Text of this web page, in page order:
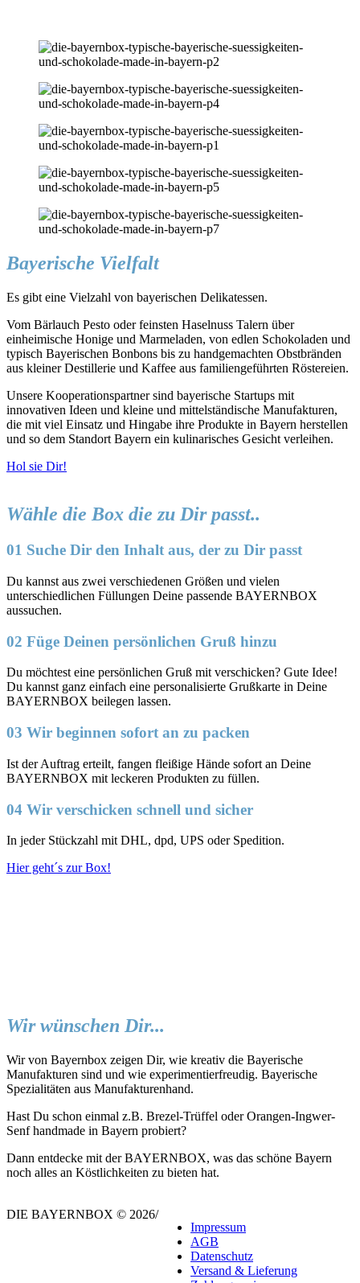
Bayerische Vielfalt
Es gibt eine Vielzahl von bayerischen Delikatessen.
Vom Bärlauch Pesto oder feinsten Haselnuss Talern über
einheimische Honige und Marmeladen, von edlen Schokoladen und
typisch Bayerischen Bonbons bis zu handgemachten Obstbränden
aus kleiner Destillerie und Kaffee aus familiengeführten Röstereien.
Unsere Kooperationspartner sind bayerische Startups mit
innovativen Ideen und kleine und mittelständische Manufakturen,
die mit viel Einsatz und Hingabe ihre Produkte in Bayern herstellen
und so dem Standort Bayern ein kulinarisches Gesicht verleihen.
Hol sie Dir!
Wähle die Box die zu Dir passt..
01 Suche Dir den Inhalt aus, der zu Dir passt
Du kannst aus zwei verschiedenen Größen und vielen
unterschiedlichen Füllungen Deine passende BAYERNBOX
aussuchen.
02 Füge Deinen persönlichen Gruß hinzu
Du möchtest eine persönlichen Gruß mit verschicken? Gute Idee!
Du kannst ganz einfach eine personalisierte Grußkarte in Deine
BAYERNBOX beilegen lassen.
03 Wir beginnen sofort an zu packen
Ist der Auftrag erteilt, fangen fleißige Hände sofort an Deine
BAYERNBOX mit leckeren Produkten zu füllen.
04 Wir verschicken schnell und sicher
In jeder Stückzahl mit DHL, dpd, UPS oder Spedition.
Hier geht´s zur Box!
Wir wünschen Dir...
Wir von Bayernbox zeigen Dir, wie kreativ die Bayerische
Manufakturen sind und wie experimentierfreudig. Bayerische
Spezialitäten aus Manufakturenhand.
Hast Du schon einmal z.B. Brezel-Trüffel oder Orangen-Ingwer-
Senf handmade in Bayern probiert?
Dann entdecke mit der BAYERNBOX, was das schöne Bayern
noch alles an Köstlichkeiten zu bieten hat.
DIE BAYERNBOX © 2026/
Impressum
AGB
Datenschutz
Versand & Lieferung